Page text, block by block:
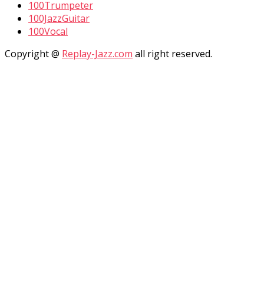
100Trumpeter
100JazzGuitar
100Vocal
Copyright @ Replay-Jazz.com all right reserved.